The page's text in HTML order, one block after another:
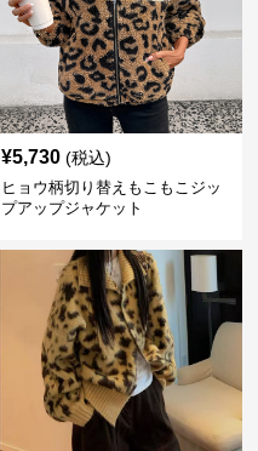
¥5,730 (税込)
ヒョウ柄切り替えもこもこジッ
プアップジャケット